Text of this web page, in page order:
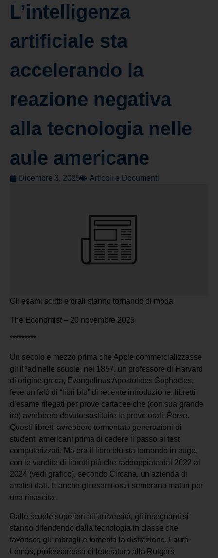
L’intelligenza
artificiale sta
accelerando la
reazione negativa
alla tecnologia nelle
aule americane
Dicembre 3, 2025 Articoli e Documenti
Gli esami scritti e orali stanno tornando di moda
The Economist – 20 novembre 2025
*********
Un secolo e mezzo prima che Apple commercializzasse
gli iPad nelle scuole, nel 1857, un professore di Harvard
di origine greca, Evangelinus Apostolides Sophocles,
fece un falò di “libri blu” di recente introduzione, libretti
d’esame rilegati per prove cartacee che (con sua grande
ira) avrebbero dovuto sostituire le prove orali. Perse.
Questi libretti avrebbero tormentato generazioni di
studenti americani prima di cedere il passo ai test
computerizzati. Ma ora il libro blu sta tornando in auge,
con le vendite di libretti più che raddoppiate dal 2022 al
2024 (vedi grafico), secondo Circana, un’azienda di
analisi dati. E anche gli esami orali sembrano maturi per
una rinascita.
Dalle scuole superiori all’università, gli insegnanti si
stanno difendendo dalla tecnologia in classe che
favorisce gli imbrogli e fomenta la distrazione. Laura
Lomas, professoressa di letteratura alla Rutgers